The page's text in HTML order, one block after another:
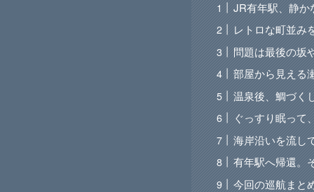
JR有年駅、静か
レトロな町並み
問題は最後の坂
部屋から見える
温泉後、鯛づく
ぐっすり眠って
海岸沿いを流し
有年駅へ帰還。
今回の巡航まと